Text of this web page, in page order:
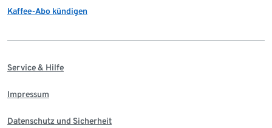
Kaffee-Abo kündigen
Service & Hilfe
Impressum
Datenschutz und Sicherheit